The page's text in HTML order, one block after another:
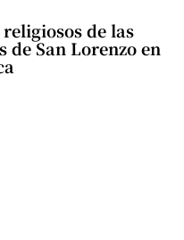
religiosos de las
de San Lorenzo en